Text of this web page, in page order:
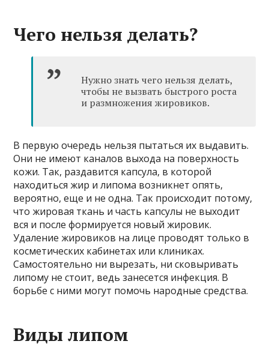
Чего нельзя делать?
Нужно знать чего нельзя делать,
чтобы не вызвать быстрого роста
и размножения жировиков.
В первую очередь нельзя пытаться их выдавить.
Они не имеют каналов выхода на поверхность
кожи. Так, раздавится капсула, в которой
находиться жир и липома возникнет опять,
вероятно, еще и не одна. Так происходит потому,
что жировая ткань и часть капсулы не выходит
вся и после формируется новый жировик.
Удаление жировиков на лице проводят только в
косметических кабинетах или клиниках.
Самостоятельно ни вырезать, ни сковыривать
липому не стоит, ведь занесется инфекция. В
борьбе с ними могут помочь народные средства.
Виды липом